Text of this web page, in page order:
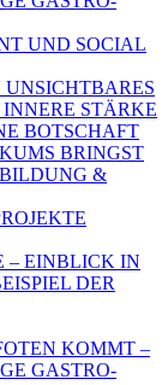
UND SOCIAL
STÄRKE
BOTSCHAFT
BRINGST
&
– EINBLICK IN
DER
KOMMT –
GASTRO-